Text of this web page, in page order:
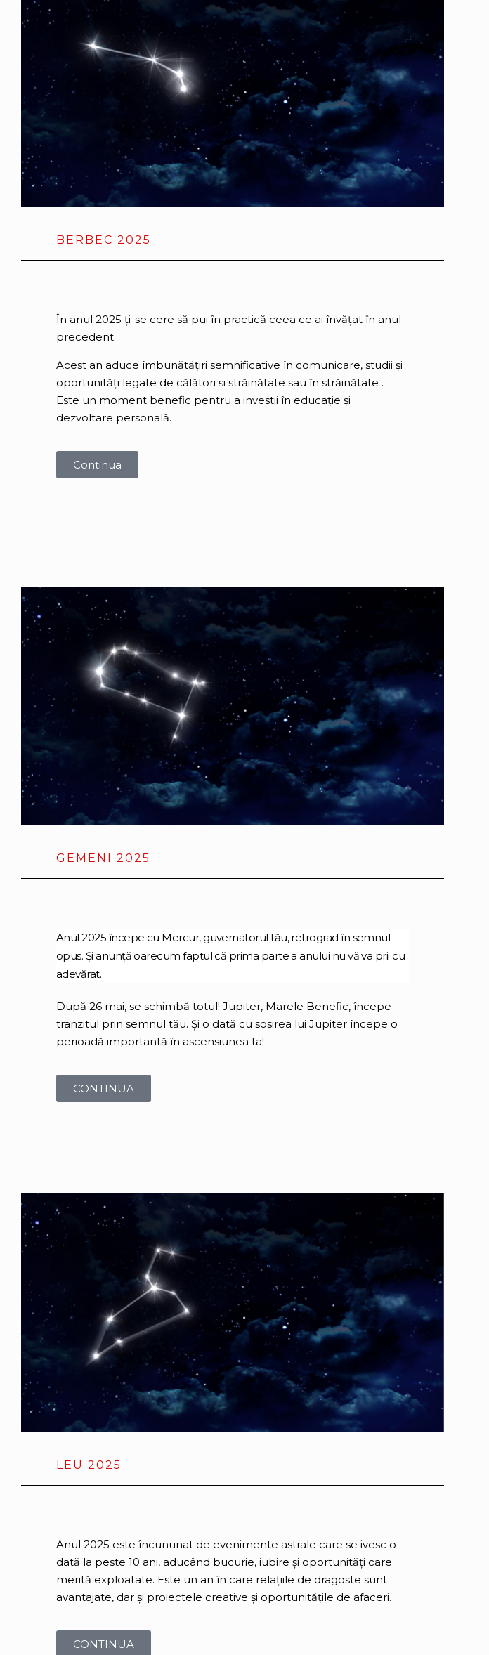
BERBEC 2025
În anul 2025 ți-se cere să pui în practică ceea ce ai învățat în anul
precedent.
Acest an aduce îmbunătățiri semnificative în comunicare, studii și
oportunități legate de călători și străinătate sau în străinătate .
Este un moment benefic pentru a investii în educație și
dezvoltare personală.
Continua
GEMENI 2025
Anul 2025 începe cu Mercur, guvernatorul tău, retrograd în semnul
opus. Și anunță oarecum faptul că prima parte a anului nu vă va prii cu
adevărat.
După 26 mai, se schimbă totul! Jupiter, Marele Benefic, începe
tranzitul prin semnul tău. Și o dată cu sosirea lui Jupiter începe o
perioadă importantă în ascensiunea ta!
CONTINUA
LEU 2025
Anul 2025 este încununat de evenimente astrale care se ivesc o
dată la peste 10 ani, aducând bucurie, iubire și oportunități care
merită exploatate. Este un an în care relațiile de dragoste sunt
avantajate, dar și proiectele creative și oportunitățile de afaceri.
CONTINUA